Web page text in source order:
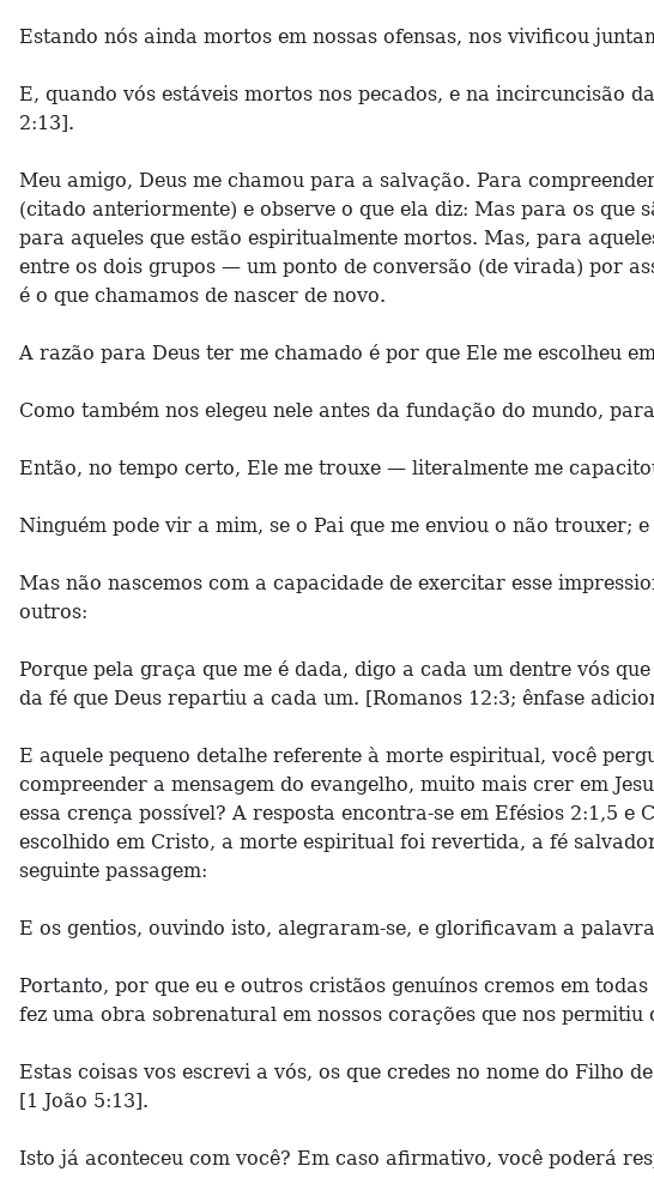
Estando nós ainda mortos em nossas ofensas, nos vivificou
E, quando vós estáveis mortos nos pecados, e na incircuncisão
2:13].
Meu amigo, Deus me chamou para a salvação. Para
(citado anteriormente) e observe o que ela diz: Mas para os que
para aqueles que estão espiritualmente mortos. Mas, para
entre os dois grupos — um ponto de conversão (de virada) por
é o que chamamos de nascer de novo.
A razão para Deus ter me chamado é por que Ele me escolheu
Como também nos elegeu nele antes da fundação do mundo,
Então, no tempo certo, Ele me trouxe — literalmente me
Ninguém pode vir a mim, se o Pai que me enviou o não trouxer;
Mas não nascemos com a capacidade de exercitar esse
outros:
Porque pela graça que me é dada, digo a cada um dentre vós
da fé que Deus repartiu a cada um. [Romanos 12:3; ênfase
E aquele pequeno detalhe referente à morte espiritual, você
compreender a mensagem do evangelho, muito mais crer em
essa crença possível? A resposta encontra-se em Efésios 2:1,5
escolhido em Cristo, a morte espiritual foi revertida, a fé
seguinte passagem:
E os gentios, ouvindo isto, alegraram-se, e glorificavam a
Portanto, por que eu e outros cristãos genuínos cremos em
fez uma obra sobrenatural em nossos corações que nos
Estas coisas vos escrevi a vós, os que credes no nome do Filho
[1 João 5:13].
Isto já aconteceu com você? Em caso afirmativo, você poderá